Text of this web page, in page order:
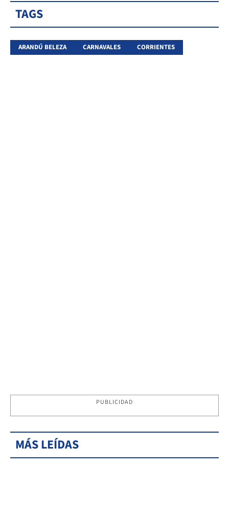
TAGS
ARANDÚ BELEZA CARNAVALES CORRIENTES
PUBLICIDAD
MÁS LEÍDAS